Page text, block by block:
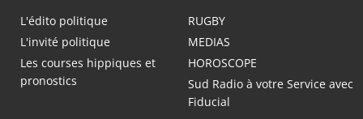
L'édito politique
RUGBY
L'invité politique
MEDIAS
Les courses hippiques et
pronostics
HOROSCOPE
Sud Radio à votre Service avec
Fiducial